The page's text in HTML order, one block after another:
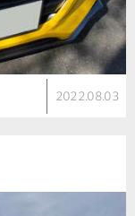
2022.08.03